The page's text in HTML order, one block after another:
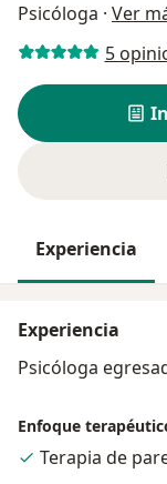
Psicóloga · Ver
5
Experiencia
Experiencia
Psicóloga
Enfoque
Terapia de